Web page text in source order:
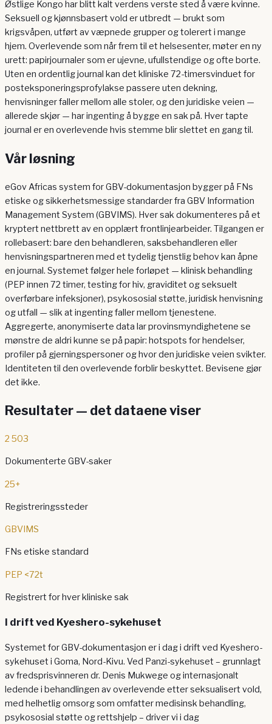
Østlige Kongo har blitt kalt verdens verste sted å være kvinne.
Seksuell og kjønnsbasert vold er utbredt — brukt som
krigsvåpen, utført av væpnede grupper og tolerert i mange
hjem. Overlevende som når frem til et helsesenter, møter en ny
urett: papirjournaler som er ujevne, ufullstendige og ofte borte.
Uten en ordentlig journal kan det kliniske 72-timersvinduet for
posteksponeringsprofylakse passere uten dekning,
henvisninger faller mellom alle stoler, og den juridiske veien —
allerede skjør — har ingenting å bygge en sak på. Hver tapte
journal er en overlevende hvis stemme blir slettet en gang til.
Vår løsning
eGov Africas system for GBV-dokumentasjon bygger på FNs
etiske og sikkerhetsmessige standarder fra GBV Information
Management System (GBVIMS). Hver sak dokumenteres på et
kryptert nettbrett av en opplært frontlinjearbeider. Tilgangen er
rollebasert: bare den behandleren, saksbehandleren eller
henvisningspartneren med et tydelig tjenstlig behov kan åpne
en journal. Systemet følger hele forløpet — klinisk behandling
(PEP innen 72 timer, testing for hiv, graviditet og seksuelt
overførbare infeksjoner), psykososial støtte, juridisk henvisning
og utfall — slik at ingenting faller mellom tjenestene.
Aggregerte, anonymiserte data lar provinsmyndighetene se
mønstre de aldri kunne se på papir: hotspots for hendelser,
profiler på gjerningspersoner og hvor den juridiske veien svikter.
Identiteten til den overlevende forblir beskyttet. Bevisene gjør
det ikke.
Resultater — det dataene viser
2 503
Dokumenterte GBV-saker
25+
Registreringssteder
GBVIMS
FNs etiske standard
PEP <72t
Registrert for hver kliniske sak
I drift ved Kyeshero-sykehuset
Systemet for GBV-dokumentasjon er i dag i drift ved Kyeshero-
sykehuset i Goma, Nord-Kivu. Ved Panzi-sykehuset – grunnlagt
av fredsprisvinneren dr. Denis Mukwege og internasjonalt
ledende i behandlingen av overlevende etter seksualisert vold,
med helhetlig omsorg som omfatter medisinsk behandling,
psykososial støtte og rettshjelp – driver vi i dag